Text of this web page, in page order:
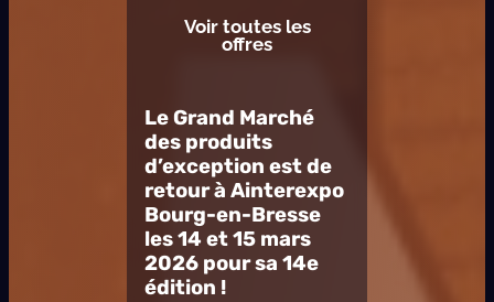
Voir toutes les
offres
Le Grand Marché
des produits
d’exception est de
retour à Ainterexpo
Bourg-en-Bresse
les 14 et 15 mars
2026 pour sa 14e
édition !